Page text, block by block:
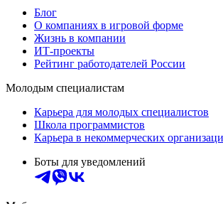
Блог
О компаниях в игровой форме
Жизнь в компании
ИТ-проекты
Рейтинг работодателей России
Молодым специалистам
Карьера для молодых специалистов
Школа программистов
Карьера в некоммерческих
Боты для уведомлений